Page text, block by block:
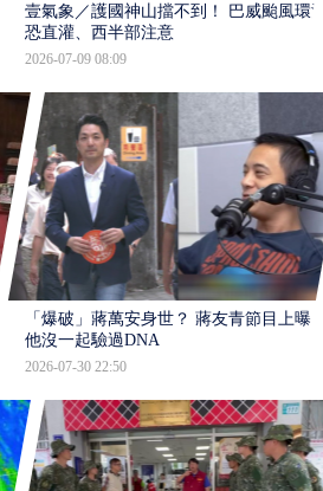
壹氣象／護國神山擋不到！ 巴威颱風環流
恐直灌、西半部注意
2026-07-09 08:09
「爆破」蔣萬安身世？ 蔣友青節目上曝：
他沒一起驗過DNA
2026-07-30 22:50